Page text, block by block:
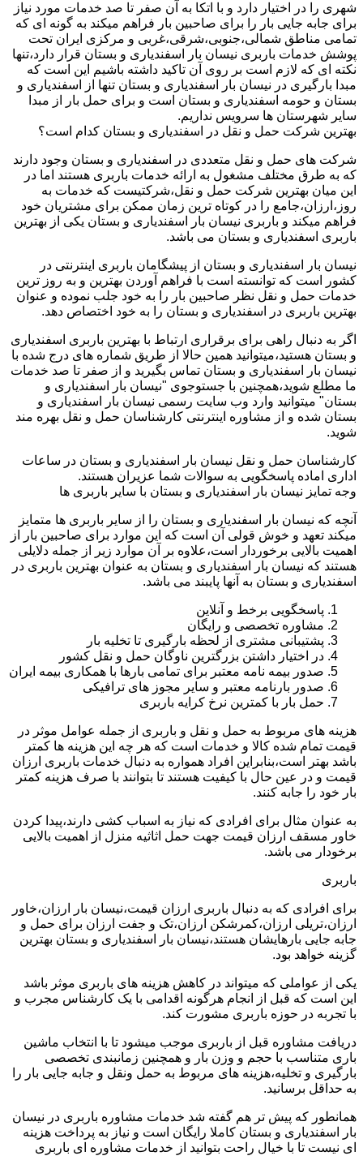
شهری را در اختیار دارد و با اتکا به آن صفر تا صد خدمات مورد نیاز
برای جابه جایی بار را برای صاحبین بار فراهم میکند به گونه ای که
تمامی مناطق شمالی،جنوبی،شرقی،غربی و مرکزی ایران تحت
پوشش خدمات باربری نیسان بار اسفندیاری و بستان قرار دارد،تنها
نکته ای که لازم است بر روی آن تاکید داشته باشیم این است که
مبدا بارگیری در نیسان بار اسفندیاری و بستان تنها از اسفندیاری و
بستان و حومه اسفندیاری و بستان است و برای حمل بار از مبدا
سایر شهرستان ها سرویس نداریم.
بهترین شرکت حمل و نقل در اسفندیاری و بستان کدام است؟
شرکت های حمل و نقل متعددی در اسفندیاری و بستان وجود دارند
که به طرق مختلف مشغول به ارائه خدمات باربری هستند اما در
این میان بهترین شرکت حمل و نقل،شرکتیست که خدمات به
روز،ارزان،جامع را در کوتاه ترین زمان ممکن برای مشتریان خود
فراهم میکند و باربری نیسان بار اسفندیاری و بستان یکی از بهترین
باربری اسفندیاری و بستان می باشد.
نیسان بار اسفندیاری و بستان از پیشگامان باربری اینترنتی در
کشور است که توانسته است با فراهم آوردن بهترین و به روز ترین
خدمات حمل و نقل نظر صاحبین بار را به خود جلب نموده و عنوان
بهترین باربری در اسفندیاری و بستان را به خود اختصاص دهد.
اگر به دنبال راهی برای برقراری ارتباط با بهترین باربری اسفندیاری
و بستان هستید،میتوانید همین حالا از طریق شماره های درج شده با
نیسان بار اسفندیاری و بستان تماس بگیرید و از صفر تا صد خدمات
ما مطلع شوید،همچنین با جستوجوی "نیسان بار اسفندیاری و
بستان" میتوانید وارد وب سایت رسمی نیسان بار اسفندیاری و
بستان شده و از مشاوره اینترنتی کارشناسان حمل و نقل بهره مند
شوید.
کارشناسان حمل و نقل نیسان بار اسفندیاری و بستان در ساعات
اداری اماده پاسخگویی به سوالات شما عزیران هستند.
وجه تمایز نیسان بار اسفندیاری و بستان با سایر باربری ها
آنچه که نیسان بار اسفندیاری و بستان را از سایر باربری ها متمایز
میکند تعهد و خوش قولی آن است که این موارد برای صاحبین بار از
اهمیت بالایی برخوردار است،علاوه بر آن موارد زیر از جمله دلایلی
هستند که نیسان بار اسفندیاری و بستان به عنوان بهترین باربری در
اسفندیاری و بستان به آنها پایبند می باشد.
پاسخگویی برخط و آنلاین
مشاوره تخصصی و رایگان
پشتیبانی مشتری از لحظه بارگیری تا تخلیه بار
در اختیار داشتن بزرگترین ناوگان حمل و نقل کشور
صدور بیمه نامه معتبر برای تمامی بارها با همکاری بیمه ایران
صدور بارنامه معتبر و سایر مجوز های ترافیکی
حمل بار با کمترین نرخ کرایه باربری
هزینه های مربوط به حمل و نقل و باربری از جمله عوامل موثر در
قیمت تمام شده کالا و خدمات است که هر چه این هزینه ها کمتر
باشد بهتر است،بنابراین افراد همواره به دنبال خدمات باربری ارزان
قیمت و در عین حال با کیفیت هستند تا بتوانند با صرف هزینه کمتر
بار خود را جابه کنند.
به عنوان مثال برای افرادی که نیاز به اسباب کشی دارند،پیدا کردن
خاور مسقف ارزان قیمت جهت حمل اثاثیه منزل از اهمیت بالایی
برخودار می باشد.
باربری
برای افرادی که به دنبال باربری ارزان قیمت،نیسان بار ارزان،خاور
ارزان،تریلی ارزان،کمرشکن ارزان،تک و جفت ارزان برای حمل و
جابه جایی بارهایشان هستند،نیسان بار اسفندیاری و بستان بهترین
گزینه خواهد بود.
یکی از عواملی که میتواند در کاهش هزینه های باربری موثر باشد
این است که قبل از انجام هرگونه اقدامی با یک کارشناس مجرب و
با تجربه در حوزه باربری مشورت کند.
دریافت مشاوره قبل از باربری موجب میشود تا با انتخاب ماشین
باری متناسب با حجم و وزن بار و همچنین زمانبندی تخصصی
بارگیری و تخلیه،هزینه های مربوط به حمل ونقل و جابه جایی بار را
به حداقل برسانید.
همانطور که پیش تر هم گفته شد خدمات مشاوره باربری در نیسان
بار اسفندیاری و بستان کاملا رایگان است و نیاز به پرداخت هزینه
ای نیست تا با خیال راحت بتوانید از خدمات مشاوره ای باربری